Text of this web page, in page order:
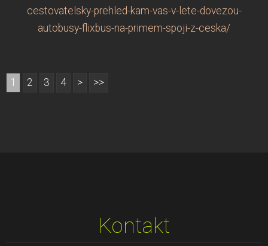
cestovatelsky-prehled-kam-vas-v-lete-dovezou-
autobusy-flixbus-na-primem-spoji-z-ceska/
1 2 3 4 > >>
Kontakt